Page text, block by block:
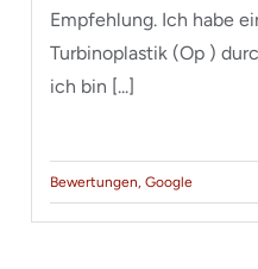
Empfehlung. Ich habe
Turbinoplastik (Op )
ich bin [...]
Bewertungen, Google